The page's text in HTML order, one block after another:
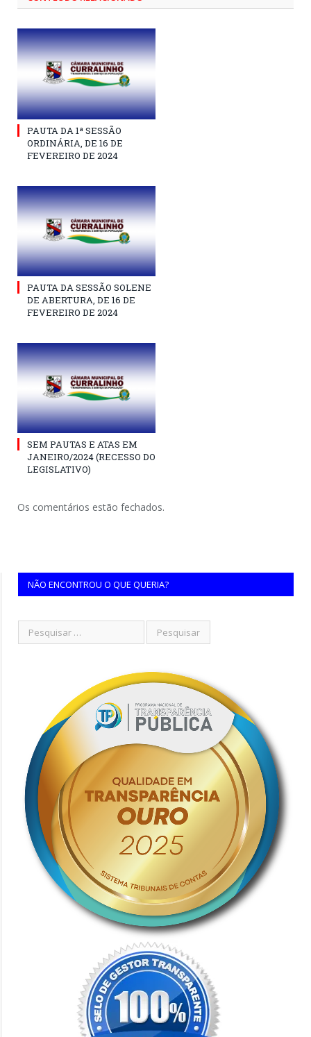
PAUTA DA 1ª SESSÃO
ORDINÁRIA, DE 16 DE
FEVEREIRO DE 2024
PAUTA DA SESSÃO SOLENE
DE ABERTURA, DE 16 DE
FEVEREIRO DE 2024
SEM PAUTAS E ATAS EM
JANEIRO/2024 (RECESSO DO
LEGISLATIVO)
Os comentários estão fechados.
NÃO ENCONTROU O QUE QUERIA?